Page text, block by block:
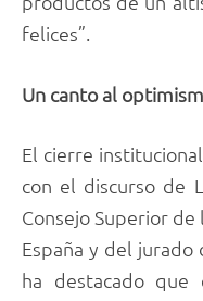
felices”.
Un canto al
El cierre
con el discurso de
Consejo Superior
España y del jurado
ha destacado